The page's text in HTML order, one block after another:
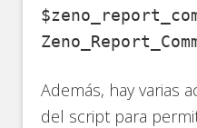
Además, hay varias
del script para